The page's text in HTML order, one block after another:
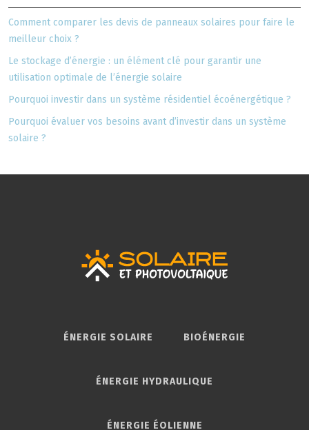
Comment comparer les devis de panneaux solaires pour faire le
meilleur choix ?
Le stockage d’énergie : un élément clé pour garantir une
utilisation optimale de l’énergie solaire
Pourquoi investir dans un système résidentiel écoénergétique ?
Pourquoi évaluer vos besoins avant d’investir dans un système
solaire ?
ÉNERGIE SOLAIRE BIOÉNERGIE
ÉNERGIE HYDRAULIQUE
ÉNERGIE ÉOLIENNE